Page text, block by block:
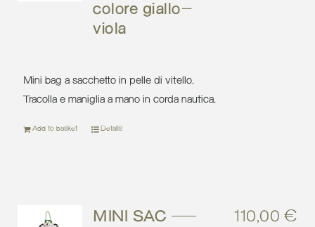
colore giallo-
viola
Mini bag a sacchetto in pelle di vitello.
Tracolla e maniglia a mano in corda nautica.
Add to basket Details
MINI SAC –
110,00€